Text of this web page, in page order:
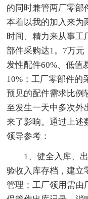
的同时兼管两厂零部
本着以我的加入来为
时间、精力来从事工
部件采购达1。7万元
发性配件60%、低值
10%；工厂零部件的
预见的配件需求比例
至发生一天中多次外
来了影响。通过上述
领导参考：
1、健全入库、出
验收入库存档，建立
管理；工厂领用需由